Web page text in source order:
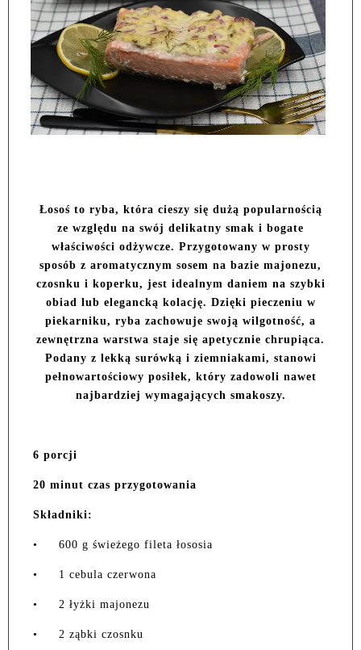
Łosoś to ryba, która cieszy się dużą popularnością
ze względu na swój delikatny smak i bogate
właściwości odżywcze. Przygotowany w prosty
sposób z aromatycznym sosem na bazie majonezu,
czosnku i koperku, jest idealnym daniem na szybki
obiad lub elegancką kolację. Dzięki pieczeniu w
piekarniku, ryba zachowuje swoją wilgotność, a
zewnętrzna warstwa staje się apetycznie chrupiąca.
Podany z lekką surówką i ziemniakami, stanowi
pełnowartościowy posiłek, który zadowoli nawet
najbardziej wymagających smakoszy.
6 porcji
20 minut czas przygotowania
Składniki:
• 600 g świeżego fileta łososia
• 1 cebula czerwona
• 2 łyżki majonezu
• 2 ząbki czosnku